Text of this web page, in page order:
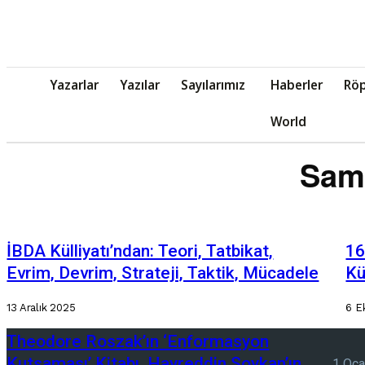
Yazarlar Yazılar Sayılarımız Haberler
World
İBDA Külliyatı’ndan: Teori, Tatbikat,
Evrim, Devrim, Strateji, Taktik, Mücadele
13 Aralık 2025 6
Theodore Roszak’ın ‘Enformasyon